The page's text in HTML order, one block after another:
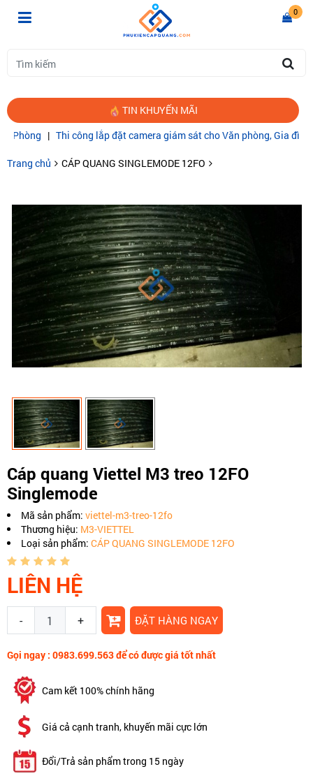
0
TIN KHUYẾN MÃI
|Thi công lắp đặt camera giám sát cho Văn phòng, Gia đình|
Trang chủ CÁP QUANG SINGLEMODE 12FO
Cáp quang Viettel M3 treo 12FO
Singlemode
Mã sản phẩm: viettel-m3-treo-12fo
Thương hiệu: M3-VIETTEL
Loại sản phẩm: CÁP QUANG SINGLEMODE 12FO
LIÊN HỆ
- + ĐẶT HÀNG NGAY
Gọi ngay : 0983.699.563 để có được giá tốt nhất
Cam kết 100% chính hãng
Giá cả cạnh tranh, khuyến mãi cực lớn
Đổi/Trả sản phẩm trong 15 ngày